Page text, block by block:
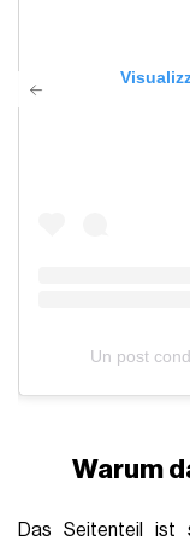
Un post
Warum
Das Seitenteil ist